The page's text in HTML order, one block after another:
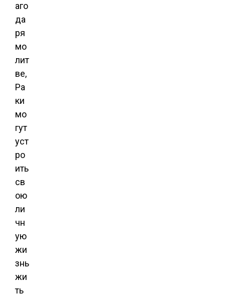
аго
да
ря
мо
лит
ве,
Ра
ки
мо
гут
уст
ро
ить
св
ою
ли
чн
ую
жи
знь
жи
ть